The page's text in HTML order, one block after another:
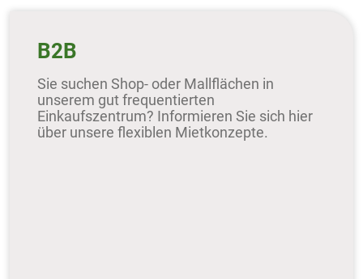
B2B
Sie suchen Shop- oder Mallflächen in
unserem gut frequentierten
Einkaufszentrum? Informieren Sie sich hier
über unsere flexiblen Mietkonzepte.